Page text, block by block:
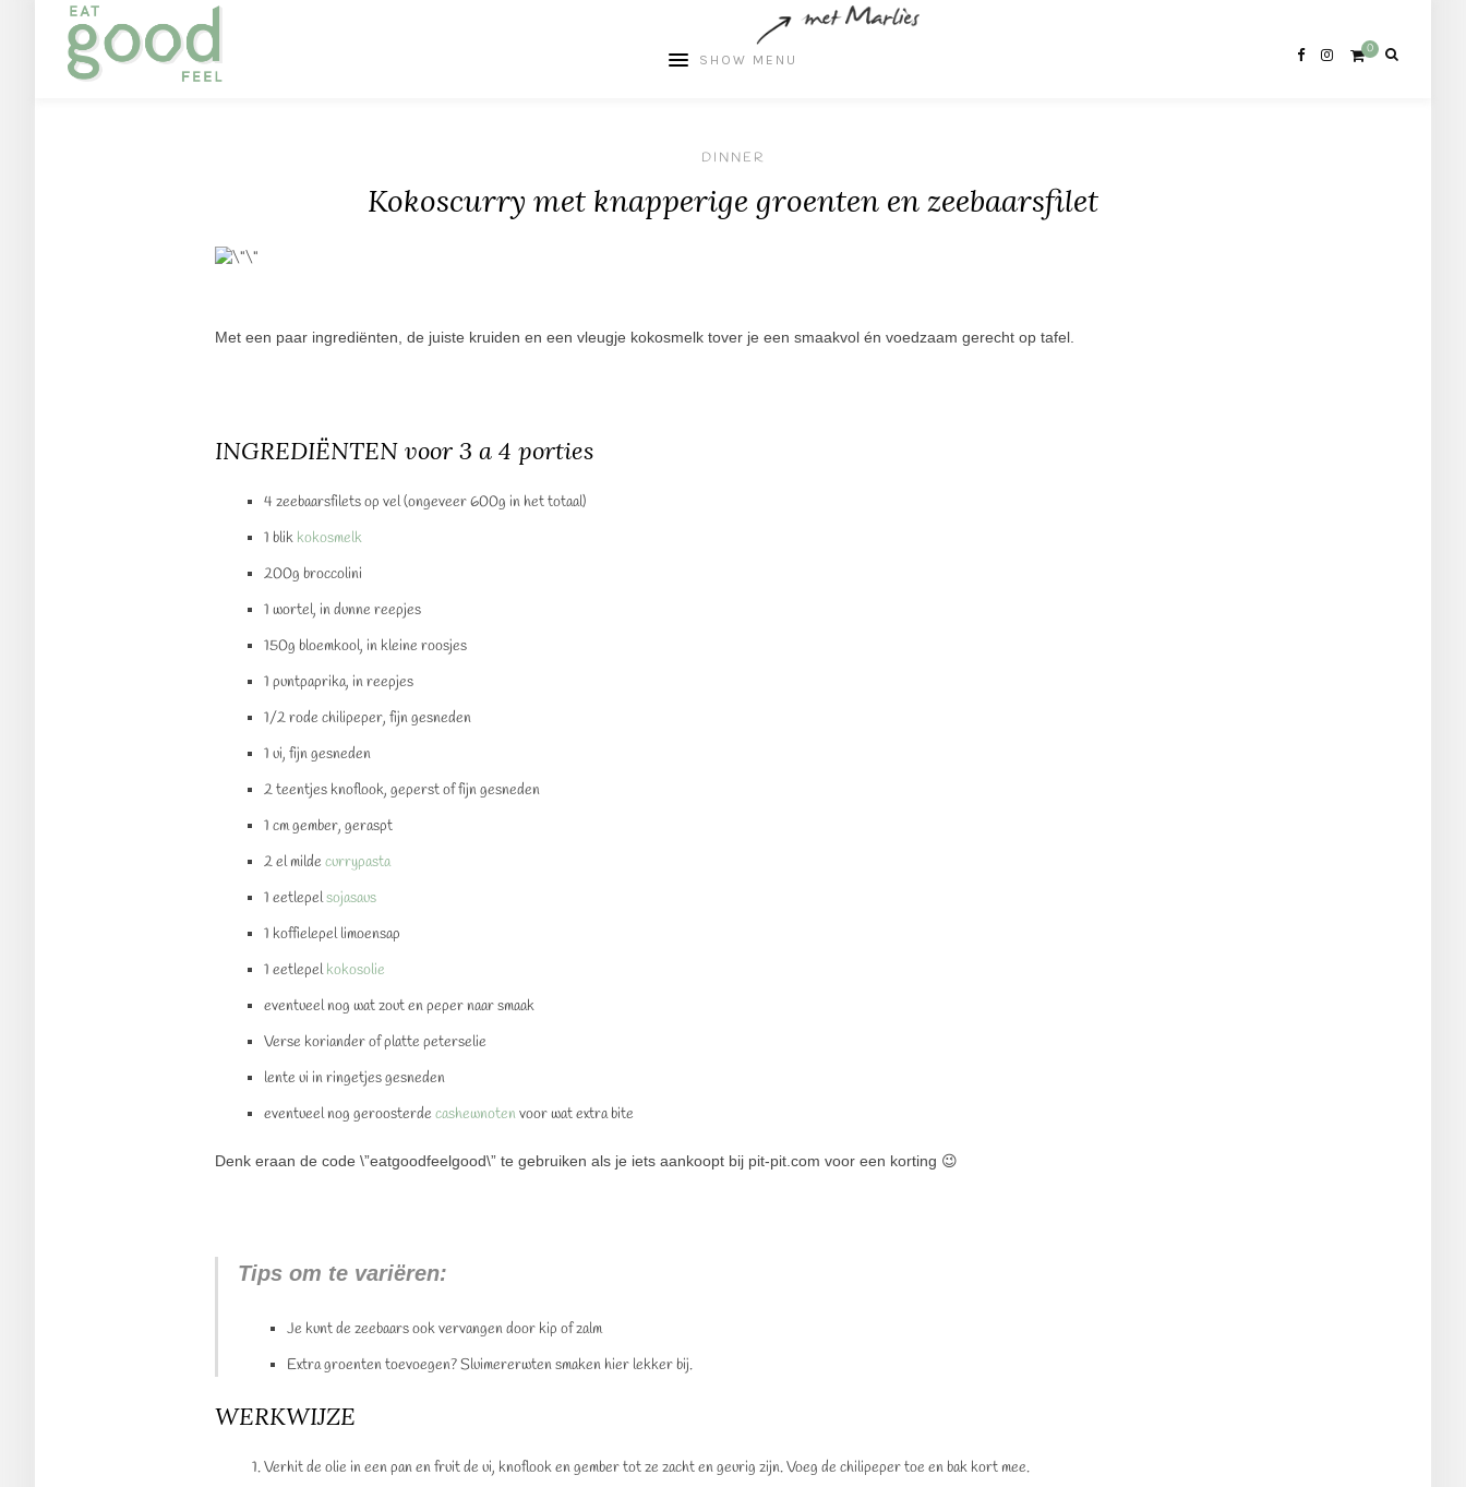
SHOW MENU
0
DINNER
Kokoscurry met knapperige groenten en zeebaarsfilet
Met een paar ingrediënten, de juiste kruiden en een vleugje kokosmelk tover je een smaakvol én voedzaam gerecht op tafel.
INGREDIËNTEN voor 3 a 4 porties
4 zeebaarsfilets op vel (ongeveer 600g in het totaal)
1 blik kokosmelk
200g broccolini
1 wortel, in dunne reepjes
150g bloemkool, in kleine roosjes
1 puntpaprika, in reepjes
1/2 rode chilipeper, fijn gesneden
1 ui, fijn gesneden
2 teentjes knoflook, geperst of fijn gesneden
1 cm gember, geraspt
2 el milde currypasta
1 eetlepelsojasaus
1 koffielepel limoensap
1 eetlepelkokosolie
eventueel nog wat zout en peper naar smaak
Verse koriander of platte peterselie
lente ui in ringetjes gesneden
eventueel nog geroosterde cashewnotenvoor wat extra bite
Denk eraan de code \”eatgoodfeelgood\” te gebruiken als je iets aankoopt bij pit-pit.com voor een korting 😉
Tips om te variëren:
Je kunt de zeebaars ook vervangen door kip of zalm
Extra groenten toevoegen? Sluimererwten smaken hier lekker bij.
WERKWIJZE
Verhit de olie in een pan en fruit de ui, knoflook en gember tot ze zacht en geurig zijn. Voeg de chilipeper toe en bak kort mee.